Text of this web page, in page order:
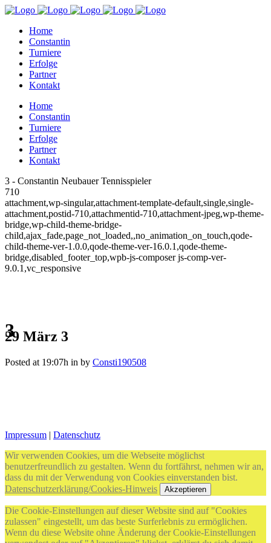
Home
Constantin
Turniere
Erfolge
Partner
Kontakt
Home
Constantin
Turniere
Erfolge
Partner
Kontakt
3 - Constantin Neubauer Tennisspieler
710
attachment,wp-singular,attachment-template-default,single,single-
attachment,postid-710,attachmentid-710,attachment-jpeg,wp-theme-
bridge,wp-child-theme-bridge-
child,ajax_fade,page_not_loaded,,no_animation_on_touch,qode-
child-theme-ver-1.0.0,qode-theme-ver-16.0.1,qode-theme-
bridge,disabled_footer_top,wpb-js-composer js-comp-ver-
9.0.1,vc_responsive
3
29 März 3
Posted at 19:07h in by Consti190508
Impressum | Datenschutz
Wir verwenden Cookies, um die Webseite möglichst
benutzerfreundlich zu gestalten. Wenn du fortfährst, nehmen wir an,
dass du mit der Verwendung von Cookies einverstanden bist.
Datenschutzerklärung/Cookies-Hinweis
Akzeptieren
Die Cookie-Einstellungen auf dieser Website sind auf "Cookies
zulassen" eingestellt, um das beste Surferlebnis zu ermöglichen.
Wenn du diese Website ohne Änderung der Cookie-Einstellungen